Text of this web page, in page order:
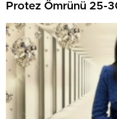
Protez Ömrünü 25-